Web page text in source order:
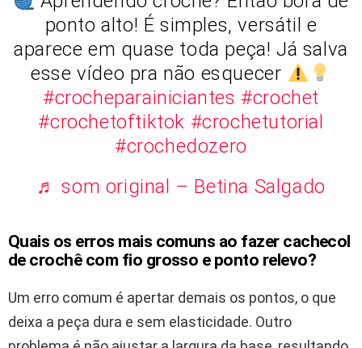
ponto alto! É simples, versátil e
aparece em quase toda peça! Já salva
esse vídeo pra não esquecer
#crocheparainiciantes #crochet
#crochetoftiktok #crochetutorial
#crochedozero
♬ som original – Betina Salgado
Quais os erros mais comuns ao fazer cachecol
de crochê com fio grosso e ponto relevo?
Um erro comum é apertar demais os pontos, o que
deixa a peça dura e sem elasticidade. Outro